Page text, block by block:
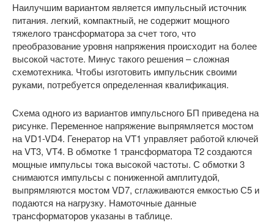
Наилучшим вариантом является импульсный источник
питания. легкий, компактный, не содержит мощного
тяжелого трансформатора за счет того, что
преобразование уровня напряжения происходит на более
высокой частоте. Минус такого решения – сложная
схемотехника. Чтобы изготовить импульсник своими
руками, потребуется определенная квалификация.
Схема одного из вариантов импульсного БП приведена на
рисунке. Переменное напряжение выпрямляется мостом
на VD1-VD4. Генератор на VT1 управляет работой ключей
на VT3, VT4. В обмотке 1 трансформатора T2 создаются
мощные импульсы тока высокой частоты. С обмотки 3
снимаются импульсы с пониженной амплитудой,
выпрямляются мостом VD7, сглаживаются емкостью С5 и
подаются на нагрузку. Намоточные данные
трансформаторов указаны в таблице.